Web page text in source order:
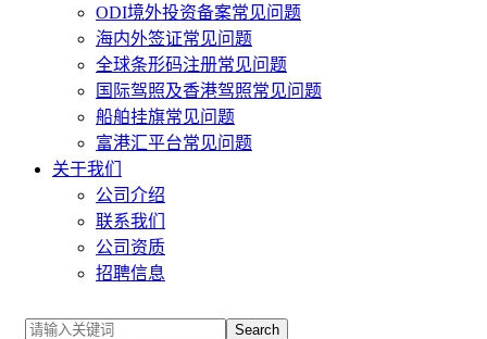
ODI境外投资备案常见问题
海内外签证常见问题
全球条形码注册常见问题
国际驾照及香港驾照常见问题
船舶挂旗常见问题
富港汇平台常见问题
关于我们
公司介绍
联系我们
公司资质
招聘信息
Search